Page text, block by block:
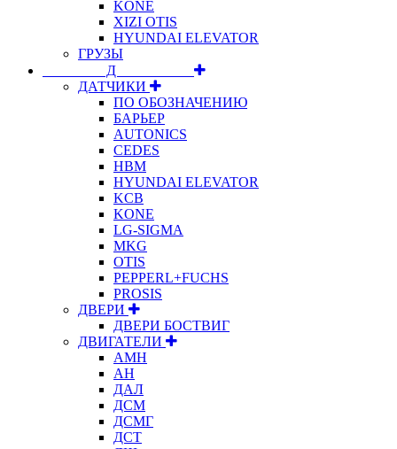
KONE
XIZI OTIS
HYUNDAI ELEVATOR
ГРУЗЫ
⠀⠀⠀⠀⠀⠀Д⠀⠀⠀⠀⠀⠀⠀
ДАТЧИКИ
ПО ОБОЗНАЧЕНИЮ
БАРЬЕР
AUTONICS
CEDES
HBM
HYUNDAI ELEVATOR
KCB
KONE
LG-SIGMA
MKG
OTIS
PEPPERL+FUCHS
PROSIS
ДВЕРИ
ДВЕРИ БОСТВИГ
ДВИГАТЕЛИ
АМН
АН
ДАЛ
ДСМ
ДСМГ
ДСТ